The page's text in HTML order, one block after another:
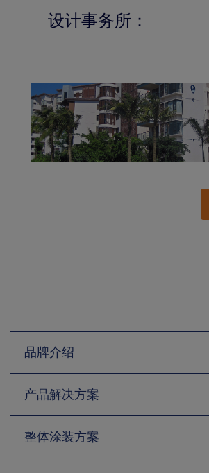
设计事务所：
品牌介绍
产品解决方案
整体涂装方案